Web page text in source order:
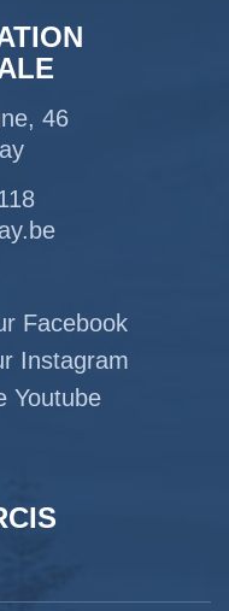
46
Facebook
Instagram
Youtube